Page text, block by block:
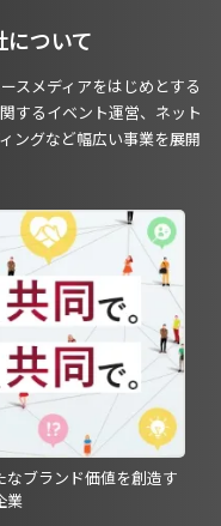
ついて
スメディアをはじめとする
するイベント運営、ネット
ングなど幅広い事業を展開
なブランド価値を創造す
業